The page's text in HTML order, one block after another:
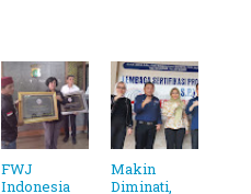
FWJ
Indonesia
Makin
Diminati,